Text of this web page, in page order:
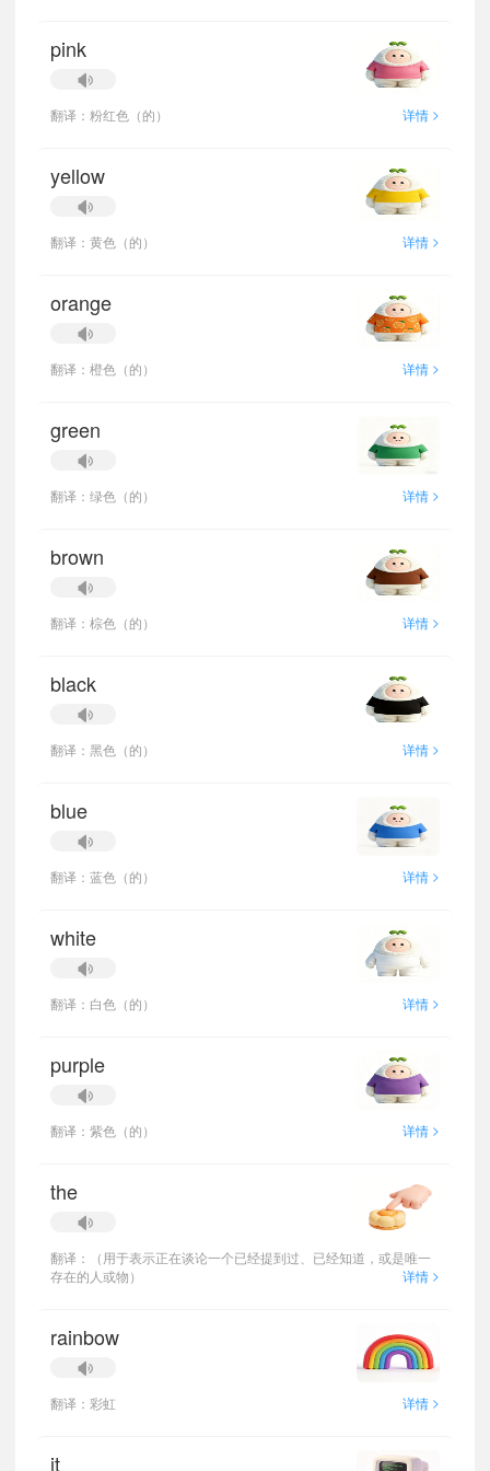
pink
翻译：粉红色（的） 详情 >
yellow
翻译：黄色（的） 详情 >
orange
翻译：橙色（的） 详情 >
green
翻译：绿色（的） 详情 >
brown
翻译：棕色（的） 详情 >
black
翻译：黑色（的） 详情 >
blue
翻译：蓝色（的） 详情 >
white
翻译：白色（的） 详情 >
purple
翻译：紫色（的） 详情 >
the
翻译：（用于表示正在谈论一个已经提到过、已经知道，或是唯一
存在的人或物）
详情 >
rainbow
翻译：彩虹 详情 >
it